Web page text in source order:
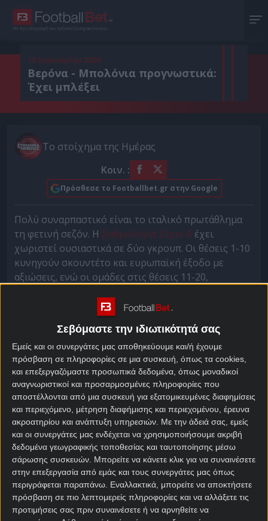
Σεβόμαστε την ιδιωτικότητά σας
Εμείς και οι συνεργάτες μας αποθηκεύουμε και/ή έχουμε
πρόσβαση σε πληροφορίες σε μια συσκευή, όπως τα cookies,
και επεξεργαζόμαστε προσωπικά δεδομένα, όπως μοναδικοί
αναγνωριστικοί και προσαρμοσμένες πληροφορίες που
αποστέλλονται από μια συσκευή για εξατομικευμένες διαφημίσεις
και περιεχόμενο, μέτρηση διαφήμισης και περιεχομένου, έρευνα
ακροατηρίου και ανάπτυξη υπηρεσιών. Με την άδειά σας, εμείς
και οι συνεργάτες μας ενδέχεται να χρησιμοποιήσουμε ακριβή
δεδομένα γεωγραφικής τοποθεσίας και ταυτοποίησης μέσω
σάρωσης συσκευών. Μπορείτε να κάνετε κλικ για να συναινέσετε
στην επεξεργασία από εμάς και τους συνεργάτες μας όπως
περιγράφεται παραπάνω. Εναλλακτικά, μπορείτε να αποκτήσετε
πρόσβαση σε πιο λεπτομερείς πληροφορίες και να αλλάξετε τις
προτιμήσεις σας πριν συναινέσετε ή να αρνηθείτε να
Με την υπογραφή του Χρήστου Σωτηρακόπουλου
15 Ιανουαρίου 2026
Βερόνα - Μπολόνια προγνωστικά:
Έχει μπλέξει
Το στοίχημα της Ημέρας
Κοιν. :
Πρόσθεσε το Footballbet.gr στην Google
Πολύ συναρπαστικό είναι το ιταλικό πρωτάθλημα
τη φετινή σεζόν. Η βαθμολογία Σέριε Α έχει
χωριστεί ουσιαστικά σε δύο γκρουπ. Οι θέσεις 1-10
κυνηγούν σκουντέτο και ευρωπαϊκή έξοδο με
αξιώσεις, ενώ οι ομάδες στις θέσεις 11-20,
υποβιβαστούν. Ακόμη και μετά από 20 αγωνιστικές
Στοστοίχημα σήμερα, μάχη για τη δόξα σε εξ
αναβολής παιχνίδια δίνουν Μίλαν και Κόμο στα
ελβετικά σύνορα, ενώ η Βερόνα ψάχνει βαθμούς
στην έδρα της κόντρα στην Μπολόνια, ώστε να
ξεφύγει επιτέλους από την επικίνδυνη ζώνη. Εμείς
θα ασχοληθούμε με το βραδινό παιχνίδι, εκεί που η
ομάδα στον πάτο της βαθμολογίας του δεύτερου…
τεχνητού γκρουπ που προαναφέραμε, υποδέχεται
μία από τις χειρότερες του πρώτου.